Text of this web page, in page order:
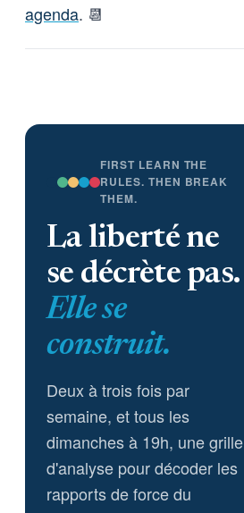
agenda. 📆
FIRST LEARN THE
RULES. THEN BREAK
THEM.
La liberté ne
se décrète pas.
Elle se
construit.
Deux à trois fois par
semaine, et tous les
dimanches à 19h, une grille
d'analyse pour décoder les
rapports de force du